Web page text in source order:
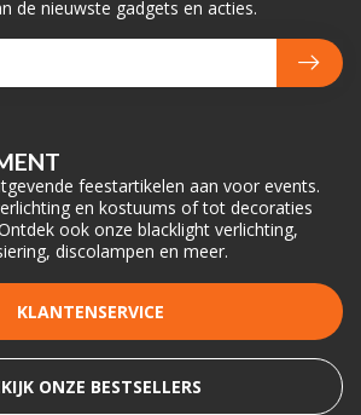
feestartikelen aan voor events.
en kostuums of tot decoraties
ook onze blacklight verlichting,
discolampen en meer.
KLANTENSERVICE
ONZE BESTSELLERS
de nieuwste gadgets en acties.